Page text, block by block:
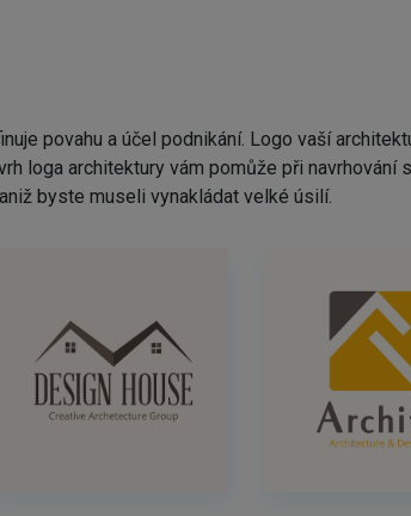
povahu a účel podnikání. Logo vaší
loga architektury vám pomůže při
byste museli vynakládat velké úsilí.